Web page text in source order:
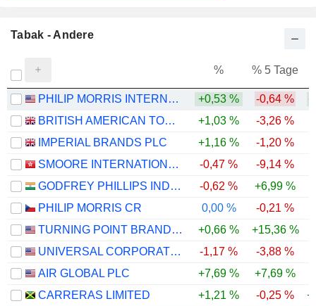
Tabak - Andere
% % 5 Tage
PHILIP MORRIS INTERNATIONAL, INC. +0,53 % -0,64 %
BRITISH AMERICAN TOBACCO P.L.C.
+1,03 % -3,26 %
IMPERIAL BRANDS PLC
+1,16 % -1,20 %
SMOORE INTERNATIONAL HOLDINGS LIMITED
-0,47 % -9,14 %
GODFREY PHILLIPS INDIA LIMITED
-0,62 % +6,99 %
PHILIP MORRIS CR
0,00 % -0,21 %
TURNING POINT BRANDS, INC.
+0,66 % +15,36 %
UNIVERSAL CORPORATION
-1,17 % -3,88 %
AIR GLOBAL PLC
+7,69 % +7,69 %
CARRERAS LIMITED
+1,21 % -0,25 %